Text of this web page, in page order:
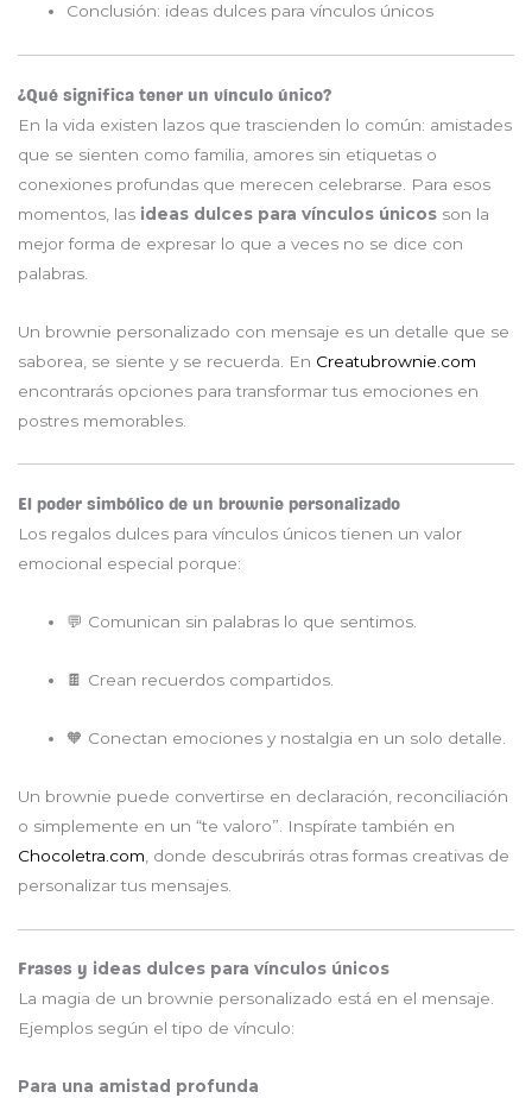
Conclusión: ideas dulces para vínculos únicos
¿Qué significa tener un vínculo único?
En la vida existen lazos que trascienden lo común: amistades
que se sienten como familia, amores sin etiquetas o
conexiones profundas que merecen celebrarse. Para esos
momentos, las ideas dulces para vínculos únicos son la
mejor forma de expresar lo que a veces no se dice con
palabras.
Un brownie personalizado con mensaje es un detalle que se
saborea, se siente y se recuerda. En Creatubrownie.com
encontrarás opciones para transformar tus emociones en
postres memorables.
El poder simbólico de un brownie personalizado
Los regalos dulces para vínculos únicos tienen un valor
emocional especial porque:
💬 Comunican sin palabras lo que sentimos.
🍫 Crean recuerdos compartidos.
🧡 Conectan emociones y nostalgia en un solo detalle.
Un brownie puede convertirse en declaración, reconciliación
o simplemente en un “te valoro”. Inspírate también en
Chocoletra.com , donde descubrirás otras formas creativas de
personalizar tus mensajes.
Frases y ideas dulces para vínculos únicos
La magia de un brownie personalizado está en el mensaje.
Ejemplos según el tipo de vínculo:
Para una amistad profunda